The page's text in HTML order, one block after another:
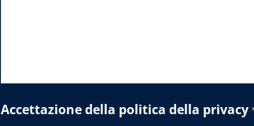
Accettazione della politica della privacy